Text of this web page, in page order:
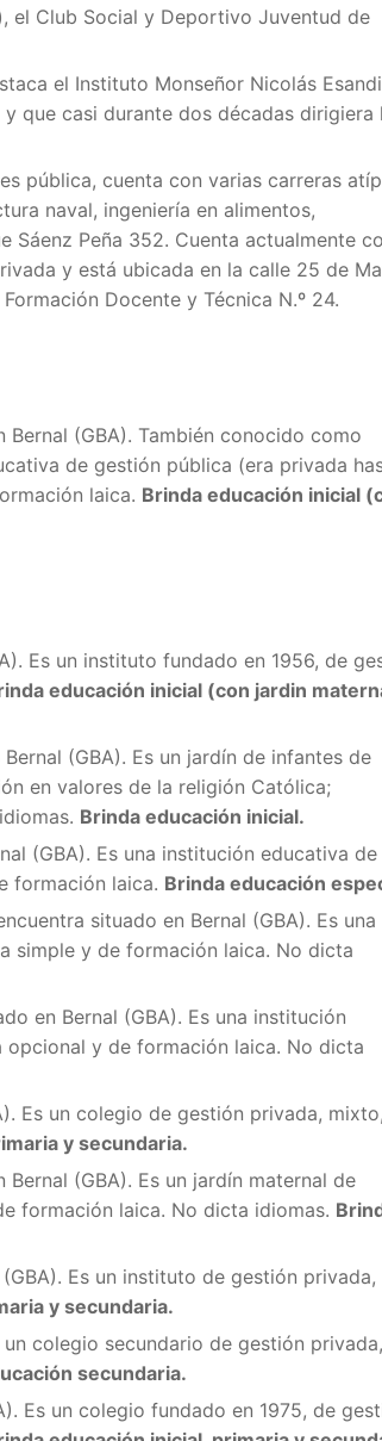
el Club Social y Deportivo Juventud de
el Instituto Monseñor Nicolás
que casi durante dos décadas dirigiera
pública, cuenta con varias carreras
naval, ingeniería en alimentos,
Sáenz Peña 352. Cuenta actualmente
y está ubicada en la calle 25 de
Docente y Técnica N.º 24.
Bernal (GBA). También conocido como
de gestión pública (era privada
laica. Brinda educación inicial
Es un instituto fundado en 1956, de
educación inicial (con jardin
(GBA). Es un jardín de infantes de
en valores de la religión Católica;
Brinda educación inicial.
(GBA). Es una institución educativa de
formación laica. Brinda educación
situado en Bernal (GBA). Es una
simple y de formación laica. No dicta
en Bernal (GBA). Es una institución
y de formación laica. No dicta
Es un colegio de gestión privada,
y secundaria.
Bernal (GBA). Es un jardín maternal de
formación laica. No dicta idiomas.
Es un instituto de gestión privada,
y secundaria.
colegio secundario de gestión privada,
secundaria.
Es un colegio fundado en 1975, de